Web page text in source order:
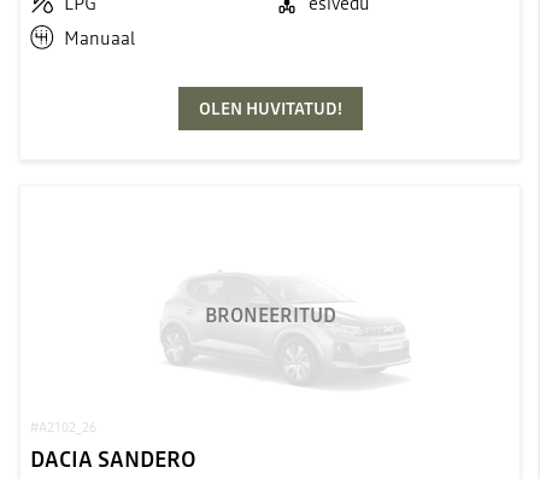
Manuaal
OLEN HUVITATUD!
#A2102_26
BRONEERITUD
DACIA SANDERO